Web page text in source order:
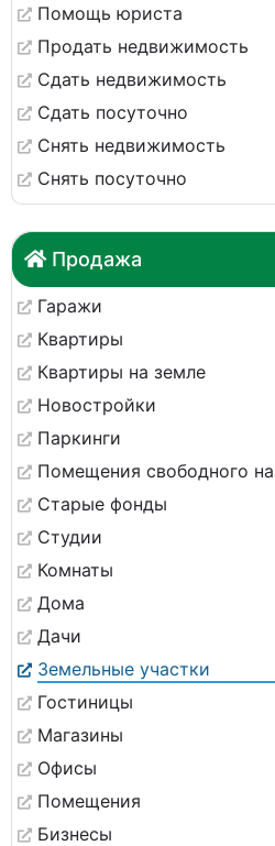
Помощь юриста
Продать недвижимость
Сдать недвижимость
Сдать посуточно
Снять недвижимость
Снять посуточно
Продажа
Гаражи
Квартиры
Квартиры на земле
Новостройки
Паркинги
Помещения свободного
Старые фонды
Студии
Комнаты
Дома
Дачи
Земельные участки
Гостиницы
Магазины
Офисы
Помещения
Бизнесы